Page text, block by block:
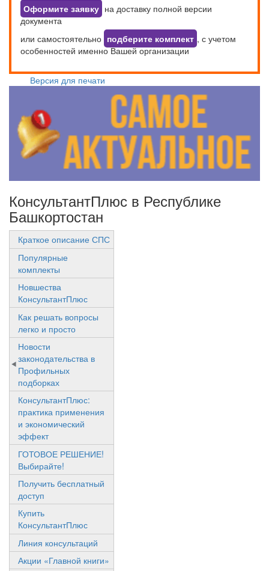
Оформите заявку на доставку полной версии
документа
или самостоятельно подберите комплект , с учетом
особенностей именно Вашей организации
Версия для печати
КонсультантПлюс в Республике
Башкортостан
Краткое описание СПС
Популярные
комплекты
Новшества
КонсультантПлюс
Как решать вопросы
легко и просто
Новости
законодательства в
Профильных
подборках
КонсультантПлюс:
практика применения
и экономический
эффект
ГОТОВОЕ РЕШЕНИЕ!
Выбирайте!
Получить бесплатный
доступ
Купить
КонсультантПлюс
Линия консультаций
Акции «Главной книги»